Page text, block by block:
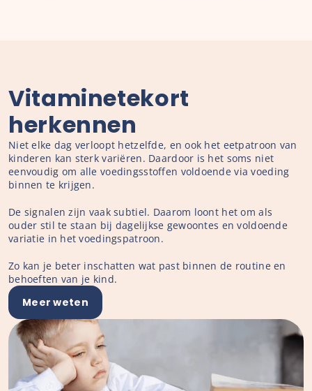
Vitaminetekort
herkennen
Niet elke dag verloopt hetzelfde, en ook het eetpatroon van
kinderen kan sterk variëren. Daardoor is het soms niet
eenvoudig om alle voedingsstoffen voldoende via voeding
binnen te krijgen.
De signalen zijn vaak subtiel. Daarom loont het om als
ouder stil te staan bij dagelijkse gewoontes en voldoende
variatie in het voedingspatroon.
Zo kan je beter inschatten wat past binnen de routine en
behoeften van je kind.
Meer weten